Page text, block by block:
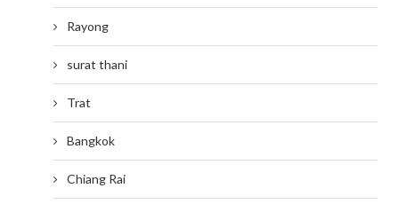
Rayong
surat thani
Trat
Bangkok
Chiang Rai